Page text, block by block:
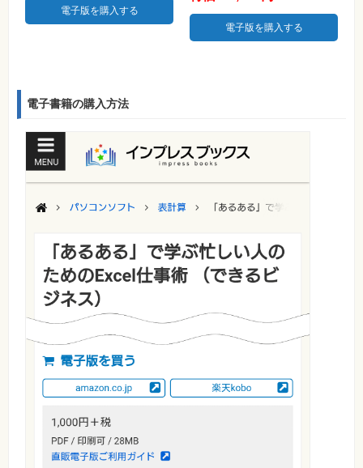
電子版を購入する
電子版を購入する
電子書籍の購入方法